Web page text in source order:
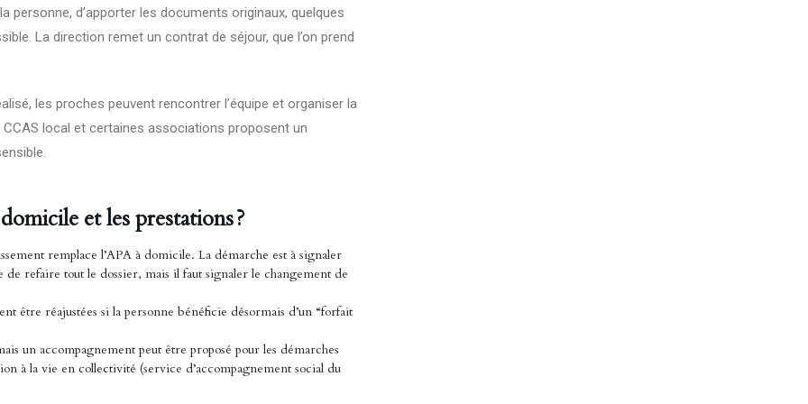
personne, d’apporter les documents originaux, quelques
La direction remet un contrat de séjour, que l’on prend
les proches peuvent rencontrer l’équipe et organiser la
local et certaines associations proposent un
et les prestations ?
remplace l’APA à domicile. La démarche est à signaler
de refaire tout le dossier, mais il faut signaler le changement de
être réajustées si la personne bénéficie désormais d’un “forfait
un accompagnement peut être proposé pour les démarches
à la vie en collectivité (service d’accompagnement social du